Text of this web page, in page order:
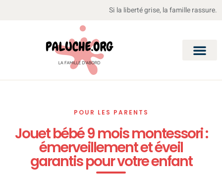
Si la liberté grise, la famille rassure.
POUR LES PARENTS
Jouet bébé 9 mois montessori :
émerveillement et éveil
garantis pour votre enfant